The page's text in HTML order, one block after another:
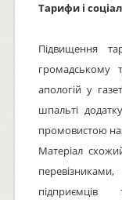
Тарифи і
Підвищення
громадському
апологій у
шпальті
промовистою
Матеріал
підприємців